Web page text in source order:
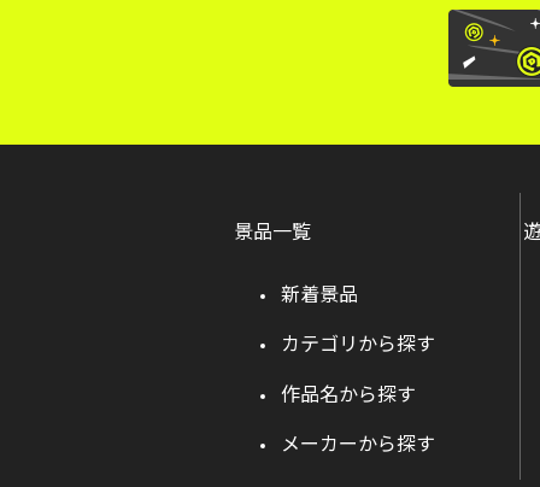
景品一覧
新着景品
カテゴリから探す
作品名から探す
メーカーから探す